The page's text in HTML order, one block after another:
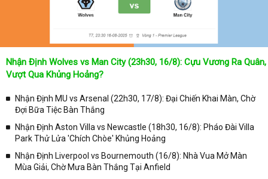
Nhận Định Wolves vs Man City (23h30, 16/8): Cựu Vương Ra Quân,
Vượt Qua Khủng Hoảng?
Nhận Định MU vs Arsenal (22h30, 17/8): Đại Chiến Khai Màn, Chờ
Đợi Bữa Tiệc Bàn Thắng
Nhận Định Aston Villa vs Newcastle (18h30, 16/8): Pháo Đài Villa
Park Thử Lửa 'Chích Chòe' Khủng Hoảng
Nhận Định Liverpool vs Bournemouth (16/8): Nhà Vua Mở Màn
Mùa Giải, Chờ Mưa Bàn Thắng Tại Anfield